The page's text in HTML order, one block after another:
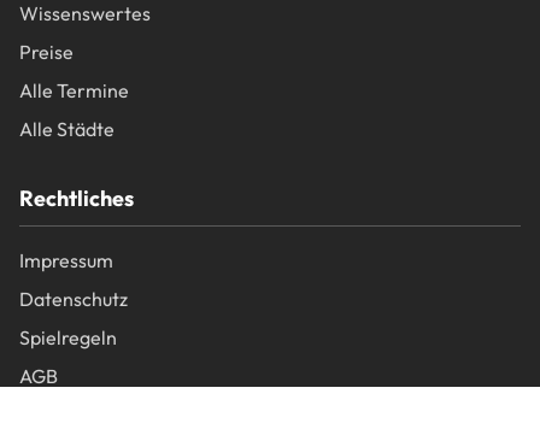
Wissenswertes
Preise
Alle Termine
Alle Städte
Rechtliches
Impressum
Datenschutz
Spielregeln
AGB